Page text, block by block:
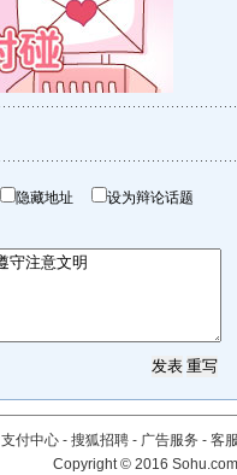
隐藏地址 设为辩论话题
支付中心 - 搜狐招聘 - 广告服务 - 客
Copyright©2016